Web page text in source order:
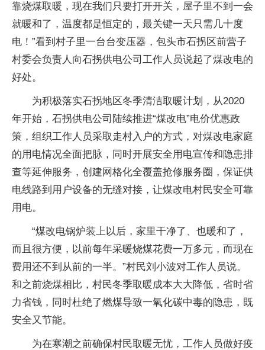
靠烧煤取暖，现在我们只要打开开关，屋子里不到一会
就暖和了，温度都是恒定的，最关键一天只需几十度
电！”看到村子里一台台变压器，包头市石拐区前营子
村委会负责人向石拐供电公司工作人员说起了煤改电的
好处。
为积极落实石拐地区冬季清洁取暖计划，从2020
年开始，石拐供电公司陆续推进“煤改电”电价优惠政
策，组织工作人员采取走村入户的方式，对煤改电家庭
的用电情况全面把脉，同时开展安全用电宣传和隐患排
查等延伸服务，创建网格化全覆盖抢修服务圈，保证供
电线路到用户设备的无缝对接，让煤改电村民安全可靠
用电。
“煤改电锅炉装上以后，家里干净了、也暖和了，
而且很方便，以前每年采暖烧煤花费一万多元，而现在
费用还不到从前的一半。”村民刘小波对工作人员说。
和之前烧煤相比，村民冬季取暖成本大大降低，省时省
力省钱，同时杜绝了燃煤导致一氧化碳中毒的隐患，既
安全又节能。
为在寒潮之前确保村民取暖无忧，工作人员做好疫